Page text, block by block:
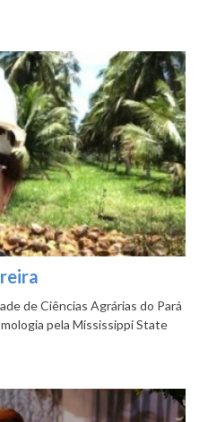
de Ciências Agrárias do Pará
pela Mississippi State